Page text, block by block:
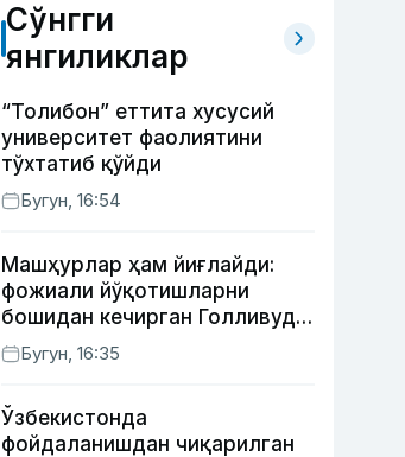
Сўнгги
янгиликлар
“Толибон” еттита хусусий
университет фаолиятини
тўхтатиб қўйди
Бугун, 16:54
Машҳурлар ҳам йиғлайди:
фожиали йўқотишларни
бошидан кечирган Голливуд
юлдузлари
Бугун, 16:35
Ўзбекистонда
фойдаланишдан чиқарилган